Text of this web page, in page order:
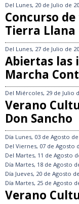
Del Lunes, 20 de Julio de
Concurso
Tierra Llana
Del Lunes, 27 de Julio de
Abiertas las
Marcha
Del Miércoles, 29 de Julio
Verano
Don Sancho
Día Lunes, 03 de Agosto de
Del Viernes, 07 de Agosto
Del Martes, 11 de Agosto
Día Martes, 18 de Agosto
Día Jueves, 20 de Agosto
Día Martes, 25 de Agosto
Verano